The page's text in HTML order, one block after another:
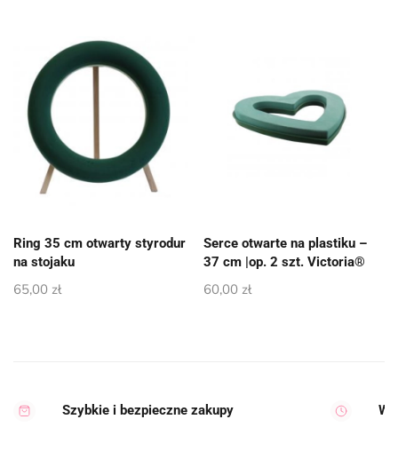
Ring 35 cm otwarty styrodur
na stojaku
65,00 zł
Serce otwarte na plastiku –
37 cm |op. 2 szt. Victoria®
60,00 zł
Szybkie i bezpieczne zakupy